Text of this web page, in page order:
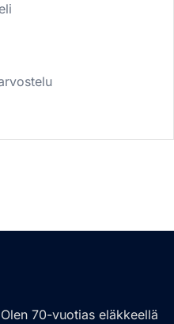
70-vuotias eläkkeellä